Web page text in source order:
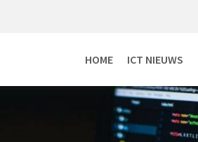
HOME ICT NIEUWS